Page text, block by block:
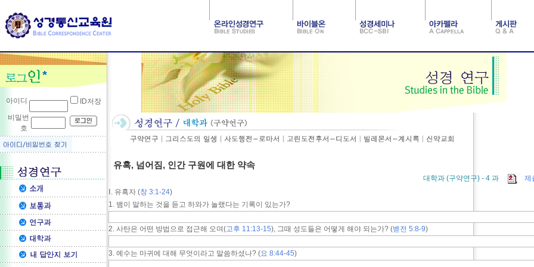
아이디
ID저장
비밀번
호
유혹, 넘어짐, 인간 구원에 대한 약속
대학과 (구약연구) - 4 과
제
Ⅰ. 유혹자 (창 3:1-24)
1. 뱀이 말하는 것을 듣고 하와가 놀랬다는 기록이 있는가?
2. 사탄은 어떤 방법으로 접근해 오며(고후 11:13-15), 그때 성도들은 어떻게 해야 되는가? (벧전 5:8-9)
3. 예수는 마귀에 대해 무엇이라고 말씀하셨나? (요 8:44-45)